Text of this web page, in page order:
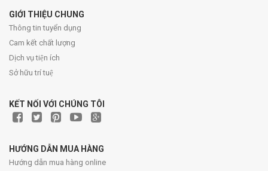
GIỚI THIỆU CHUNG
Thông tin tuyển dụng
Cam kết chất lượng
Dịch vụ tiện ích
Sở hữu trí tuệ
KẾT NỐI VỚI CHÚNG TÔI
HƯỚNG DẪN MUA HÀNG
Hướng dẫn mua hàng online